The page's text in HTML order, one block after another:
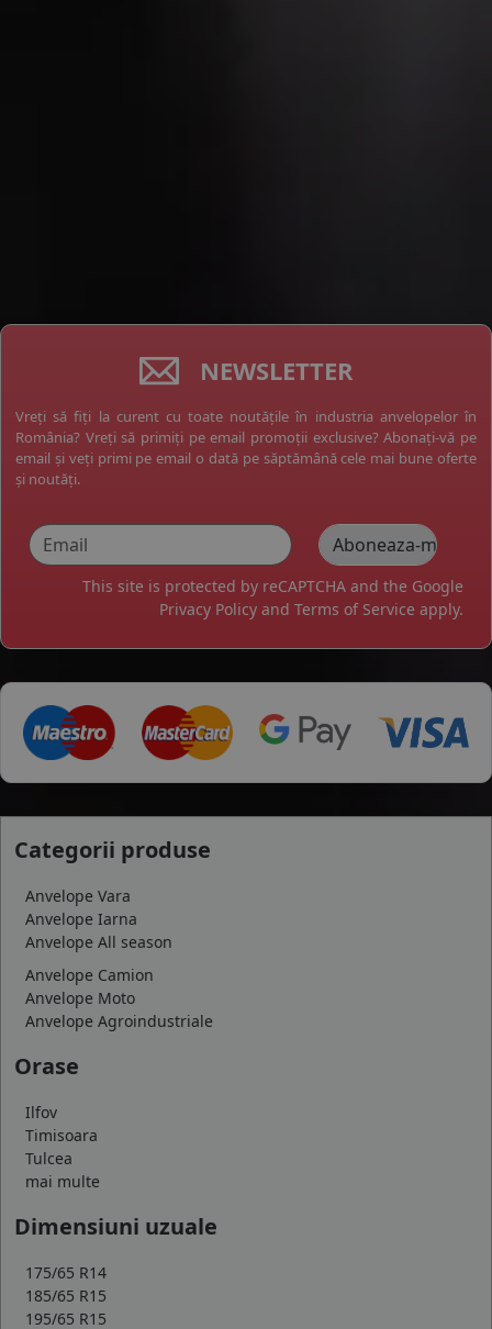
NEWSLETTER
Vreți să fiți la curent cu toate noutățile în industria anvelopelor în
România? Vreți să primiți pe email promoții exclusive? Abonați-vă pe
email și veți primi pe email o dată pe săptămână cele mai bune oferte
și noutăți.
This site is protected by reCAPTCHA and the Google
Privacy Policy and Terms of Service apply.
Categorii produse
Anvelope Vara
Anvelope Iarna
Anvelope All season
Anvelope Camion
Anvelope Moto
Anvelope Agroindustriale
Orase
Ilfov
Timisoara
Tulcea
mai multe
Dimensiuni uzuale
175/65 R14
185/65 R15
195/65 R15